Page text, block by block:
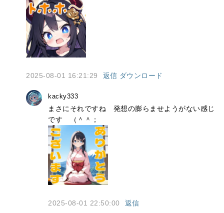
2025-08-01 16:21:29 返信 ダウンロード
kacky333
まさにそれですね　発想の膨らませようがない感じ
です　（＾＾；
2025-08-01 22:50:00 返信